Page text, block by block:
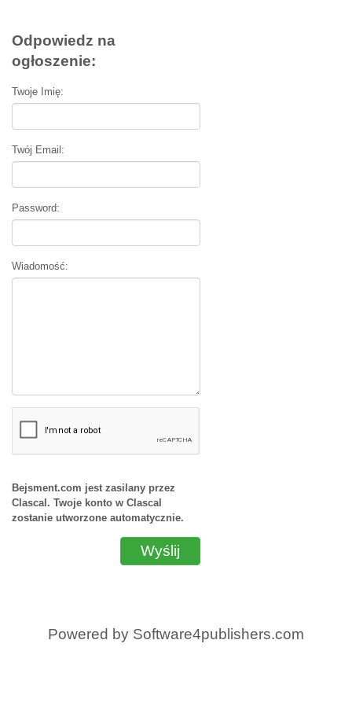
Odpowiedz na
ogłoszenie:
Twoje Imię:
Twój Email:
Password:
Wiadomość:
Bejsment.com jest zasilany przez
Clascal. Twoje konto w Clascal
zostanie utworzone automatycznie.
Wyślij
Powered by Software4publishers.com